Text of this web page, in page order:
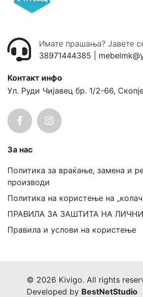
Имате прашања? Јавете
38971444385
Контакт инфо
Ул. Руди Чијавец бр. 1/2-66,
За нас
Политика за враќање, замена и
производи
Политика на користење на
ПРАВИЛА ЗА ЗАШТИТА НА
Правила и услови на користење
© 2026 Kivigo. All rights
Developed by BestNetStudio